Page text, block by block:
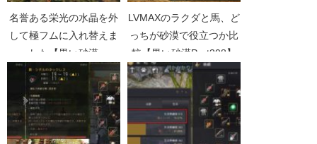
名誉ある栄光の水晶を外
して極フムに入れ替えま
した【黒い砂漠
Part4813】
LVMAXのラクダと馬、ど
っちが砂漠で役立つか比
較【黒い砂漠Part308】